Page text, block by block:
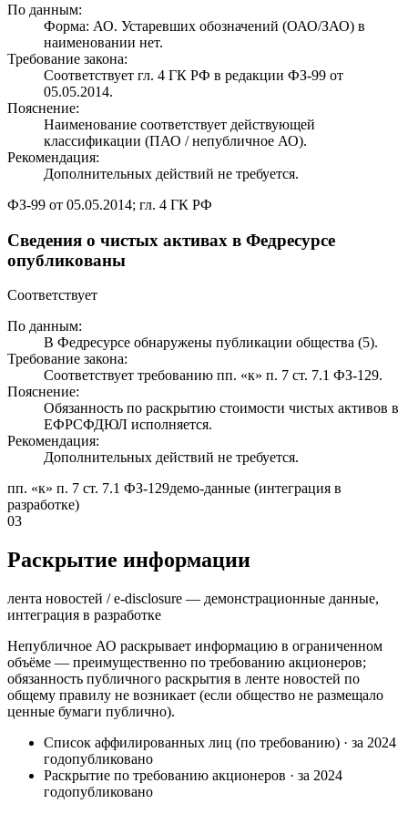
По данным:
Форма: АО. Устаревших обозначений (ОАО/ЗАО) в
наименовании нет.
Требование закона:
Соответствует гл. 4 ГК РФ в редакции ФЗ-99 от
05.05.2014.
Пояснение:
Наименование соответствует действующей
классификации (ПАО / непубличное АО).
Рекомендация:
Дополнительных действий не требуется.
ФЗ-99 от 05.05.2014; гл. 4 ГК РФ
Сведения о чистых активах в Федресурсе
опубликованы
Соответствует
По данным:
В Федресурсе обнаружены публикации общества (5).
Требование закона:
Соответствует требованию пп. «к» п. 7 ст. 7.1 ФЗ-129.
Пояснение:
Обязанность по раскрытию стоимости чистых активов в
ЕФРСФДЮЛ исполняется.
Рекомендация:
Дополнительных действий не требуется.
пп. «к» п. 7 ст. 7.1 ФЗ-129демо-данные (интеграция в
разработке)
03
Раскрытие информации
лента новостей / e-disclosure — демонстрационные данные,
интеграция в разработке
Непубличное АО раскрывает информацию в ограниченном
объёме — преимущественно по требованию акционеров;
обязанность публичного раскрытия в ленте новостей по
общему правилу не возникает (если общество не размещало
ценные бумаги публично).
Список аффилированных лиц (по требованию) · за 2024
годопубликовано
Раскрытие по требованию акционеров · за 2024
годопубликовано